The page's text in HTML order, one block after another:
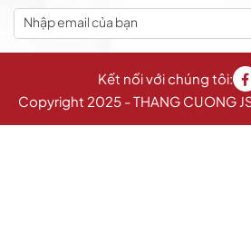
Copyright 2025 - THANG CUONG
Kết nối với chúng tôi: